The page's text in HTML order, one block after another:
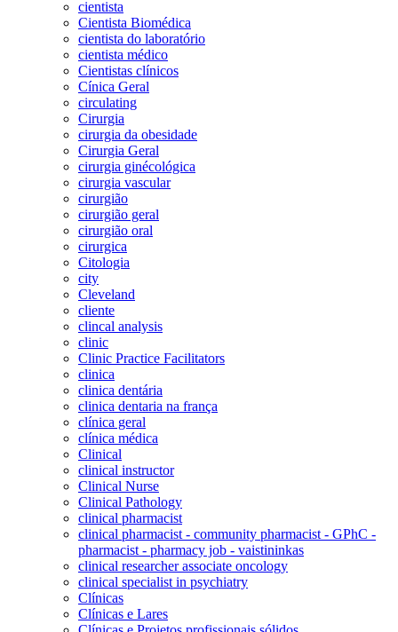
cientista
Cientista Biomédica
cientista do laboratório
cientista médico
Cientistas clínicos
Cínica Geral
circulating
Cirurgia
cirurgia da obesidade
Cirurgia Geral
cirurgia ginécológica
cirurgia vascular
cirurgião
cirurgião geral
cirurgião oral
cirurgica
Citologia
city
Cleveland
cliente
clincal analysis
clinic
Clinic Practice Facilitators
clinica
clinica dentária
clinica dentaria na frança
clínica geral
clínica médica
Clinical
clinical instructor
Clinical Nurse
Clinical Pathology
clinical pharmacist
clinical pharmacist - community pharmacist - GPhC -
pharmacist - pharmacy job - vaistininkas
clinical researcher associate oncology
clinical specialist in psychiatry
Clínicas
Clínicas e Lares